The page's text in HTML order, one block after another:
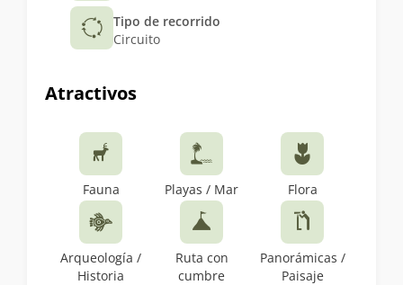
Tipo de recorrido
Circuito
Atractivos
Fauna Playas / Mar Flora
Arqueología /
Historia
Ruta con
cumbre
Panorámicas /
Paisaje